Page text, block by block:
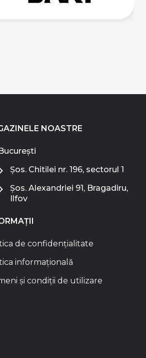
NOASTRE
Șos. Chitilei nr. 196, sectorul 1
Șos. Alexandriei 91, Bragadiru,
Ilfov
de confidențialitate
informațională
și condiții de utilizare